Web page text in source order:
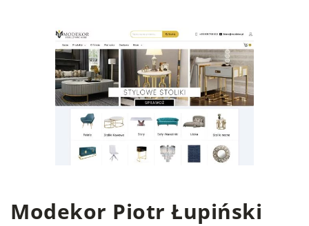
Modekor Piotr Łupiński